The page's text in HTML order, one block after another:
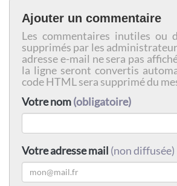
Ajouter un commentaire
Les commentaires inutiles ou
supprimés par les
adresse e-mail ne sera pas
la ligne seront convertis
code HTML sera supprimé du
Votre nom(obligatoire)
Votre adresse mail (non diffusée)